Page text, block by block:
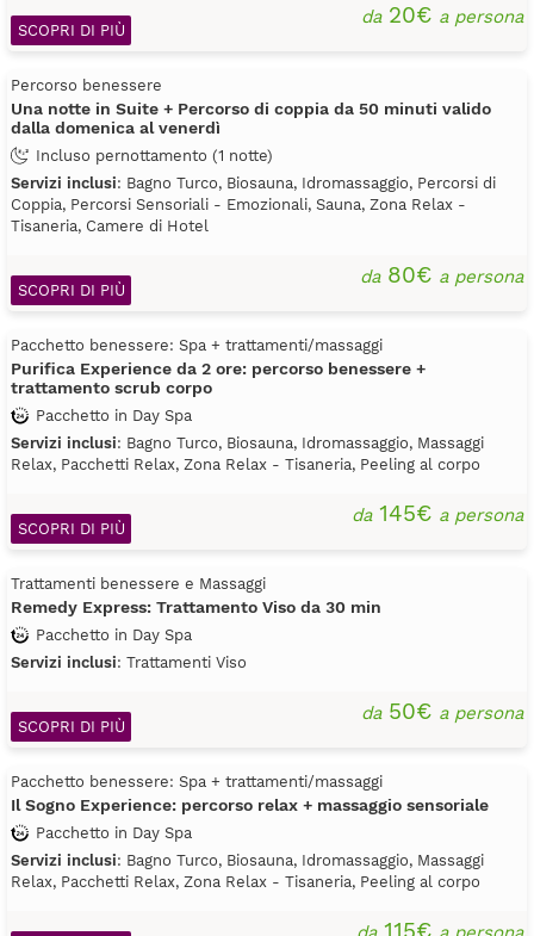
da20€ a persona
SCOPRI DI PIÙ
Percorso benessere
Una notte in Suite + Percorso di coppia da 50 minuti valido
dalla domenica al venerdì
Incluso pernottamento (1 notte)
Servizi inclusi: Bagno Turco, Biosauna, Idromassaggio, Percorsi di
Coppia, Percorsi Sensoriali - Emozionali, Sauna, Zona Relax -
Tisaneria, Camere di Hotel
da80€ a persona
SCOPRI DI PIÙ
Pacchetto benessere: Spa + trattamenti/massaggi
Purifica Experience da 2 ore: percorso benessere +
trattamento scrub corpo
Pacchetto in Day Spa
Servizi inclusi: Bagno Turco, Biosauna, Idromassaggio, Massaggi
Relax, Pacchetti Relax, Zona Relax - Tisaneria, Peeling al corpo
da145€ a persona
SCOPRI DI PIÙ
Trattamenti benessere e Massaggi
Remedy Express: Trattamento Viso da 30 min
Pacchetto in Day Spa
Servizi inclusi: Trattamenti Viso
da50€ a persona
SCOPRI DI PIÙ
Pacchetto benessere: Spa + trattamenti/massaggi
Il Sogno Experience: percorso relax + massaggio sensoriale
Pacchetto in Day Spa
Servizi inclusi: Bagno Turco, Biosauna, Idromassaggio, Massaggi
Relax, Pacchetti Relax, Zona Relax - Tisaneria, Peeling al corpo